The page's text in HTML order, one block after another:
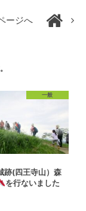
ージへ
一般
跡(四王寺山）森
を行ないました